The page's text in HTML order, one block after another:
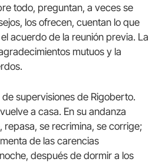
todo, preguntan, a veces se
los ofrecen, cuentan lo que
acuerdo de la reunión previa. La
mutuos y la
supervisiones de Rigoberto.
a casa. En su andanza
repasa, se recrimina, se corrige;
de las carencias
después de dormir a los